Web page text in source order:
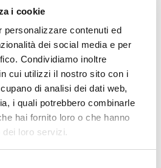
i cookie
personalizzare contenuti ed
dei social media e per
Condividiamo inoltre
cui utilizzi il nostro sito con i
di analisi dei dati web,
i quali potrebbero combinarle
hai fornito loro o che hanno
loro servizi.
96h pratica + 20h teoria
TIG
112h pratica + 25h teoria
Filo continuo